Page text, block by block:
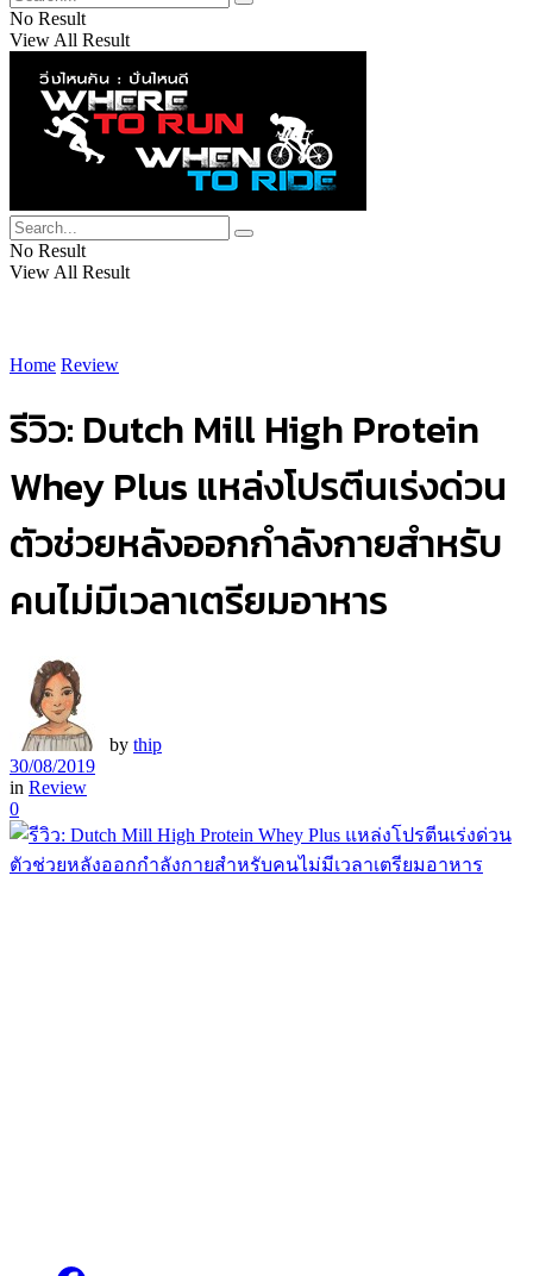
No Result
View All Result
No Result
View All Result
Home Review
รีวิว: Dutch Mill High Protein
Whey Plus แหล่งโปรตีนเร่งด่วน
ตัวช่วยหลังออกกำลังกายสำหรับ
คนไม่มีเวลาเตรียมอาหาร
by thip
30/08/2019
in Review
0